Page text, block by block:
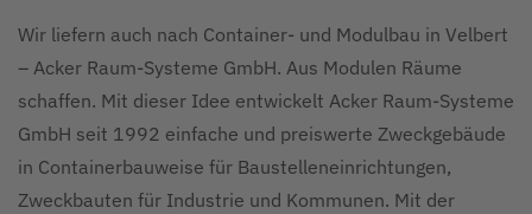
Wir liefern auch nach Container- und Modulbau in Velbert
– Acker Raum-Systeme GmbH. Aus Modulen Räume
schaffen. Mit dieser Idee entwickelt Acker Raum-Systeme
GmbH seit 1992 einfache und preiswerte Zweckgebäude
in Containerbauweise für Baustelleneinrichtungen,
Zweckbauten für Industrie und Kommunen. Mit der